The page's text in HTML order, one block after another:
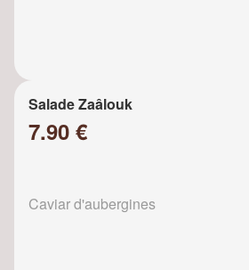
Salade Zaâlouk
7.90 €
Caviar d'aubergines